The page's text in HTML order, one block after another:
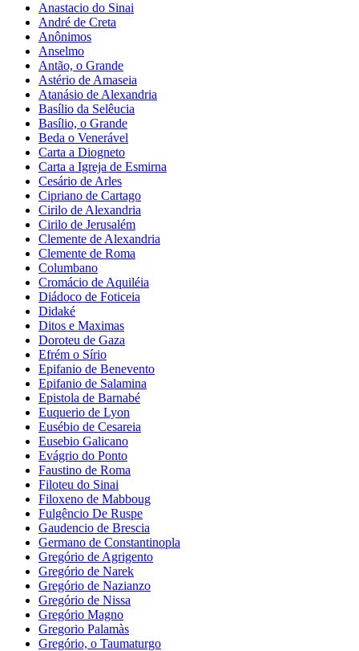
Anastacio do Sinai
André de Creta
Anônimos
Anselmo
Antão, o Grande
Astério de Amaseia
Atanásio de Alexandria
Basílio da Selêucia
Basílio, o Grande
Beda o Venerável
Carta a Diogneto
Carta a Igreja de Esmirna
Cesário de Arles
Cipriano de Cartago
Cirilo de Alexandria
Cirilo de Jerusalém
Clemente de Alexandria
Clemente de Roma
Columbano
Cromácio de Aquiléia
Diádoco de Foticeia
Didaké
Ditos e Maximas
Doroteu de Gaza
Efrém o Sírio
Epifanio de Benevento
Epifanio de Salamina
Epistola de Barnabé
Euquerio de Lyon
Eusébio de Cesareia
Eusebio Galicano
Evágrio do Ponto
Faustino de Roma
Filoteu do Sinai
Filoxeno de Mabboug
Fulgêncio De Ruspe
Gaudencio de Brescia
Germano de Constantinopla
Gregório de Agrigento
Gregório de Narek
Gregório de Nazianzo
Gregório de Nissa
Gregório Magno
Gregorio Palamàs
Gregório, o Taumaturgo